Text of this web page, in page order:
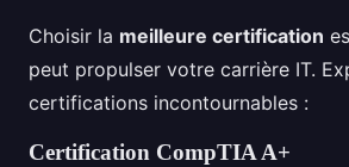
Choisir la meilleure certification
peut propulser votre carrière IT.
certifications incontournables :
Certification CompTIA A+